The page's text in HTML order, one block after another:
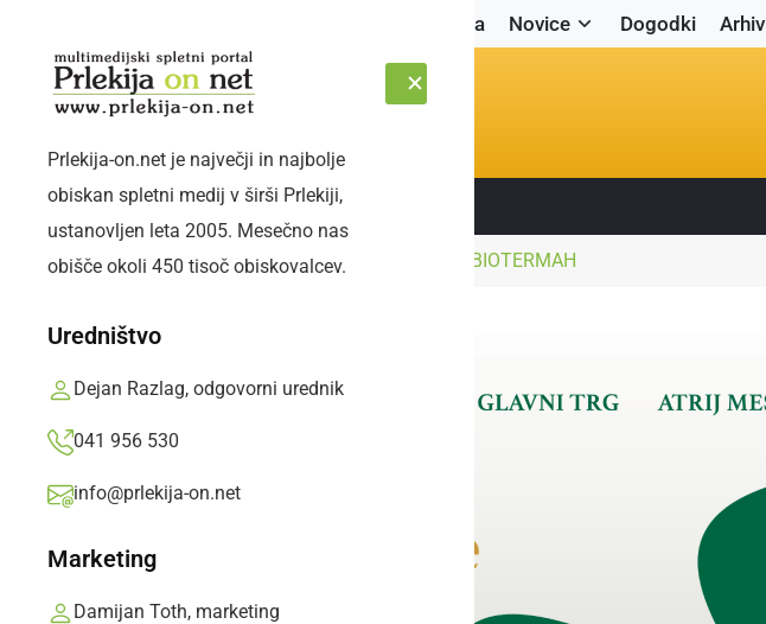
Naslovnica Novice Dogodki Arhiv
PETEK, 7. AVGUST 2026 Sledite nam:
Prlekija-on.net je največji in najbolje
obiskan spletni medij v širši Prlekiji,
ustanovljen leta 2005. Mesečno nas
obišče okoli 450 tisoč obiskovalcev.
Uredništvo
Dejan Razlag, odgovorni urednik
041 956 530
info@prlekija-on.net
Marketing
Damijan Toth, marketing
Naslovnica DogodkiSKOK V POLETJE V BIOTERMAH